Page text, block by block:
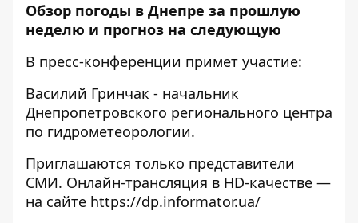
Обзор погоды в Днепре за прошлую
неделю и прогноз на следующую
В пресс-конференции примет участие:
Василий Гринчак - начальник
Днепропетровского регионального центра
по гидрометеорологии.
Приглашаются только представители
СМИ. Онлайн-трансляция в HD-качестве —
на сайте https://dp.informator.ua/